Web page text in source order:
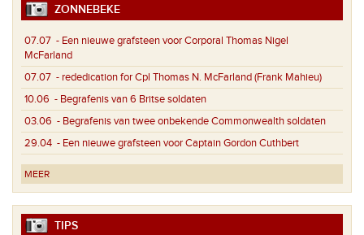
ZONNEBEKE
07.07 - Een nieuwe grafsteen voor Corporal Thomas Nigel
McFarland
07.07 - rededication for Cpl Thomas N. McFarland (Frank Mahieu)
10.06 - Begrafenis van 6 Britse soldaten
03.06 - Begrafenis van twee onbekende Commonwealth soldaten
29.04 - Een nieuwe grafsteen voor Captain Gordon Cuthbert
MEER
TIPS